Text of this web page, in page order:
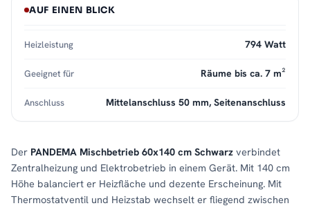
Der PANDEMA Mischbetrieb 60x140 cm Schwarz verbindet
Zentralheizung und Elektrobetrieb in einem Gerät. Mit 140 cm
Höhe balanciert er Heizfläche und dezente Erscheinung. Mit
Thermostatventil und Heizstab wechselt er fliegend zwischen
AUF EINEN BLICK
Heizleistung 794 Watt
Geeignet für Räume bis ca. 7 m²
Anschluss Mittelanschluss 50 mm, Seitenanschluss